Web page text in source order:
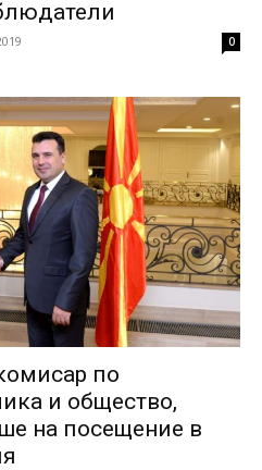
0
по
и общество,
на посещение в